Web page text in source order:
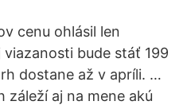
cenu ohlásil len
bude stáť 199
dostane až v apríli. …
záleží aj na mene akú